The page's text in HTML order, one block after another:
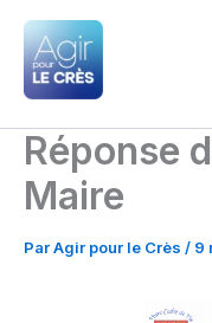
Aller
contenu
Réponse
Maire
ParAgir pour le Crès / 9